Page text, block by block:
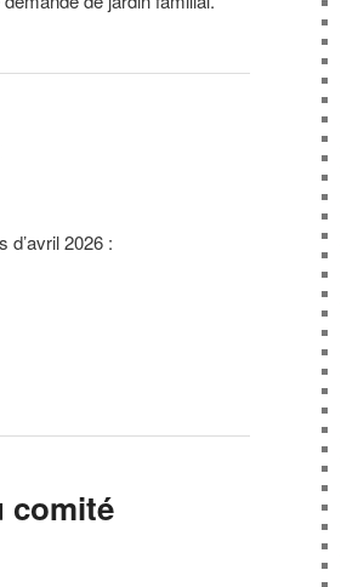
d’avril 2026 :
comité